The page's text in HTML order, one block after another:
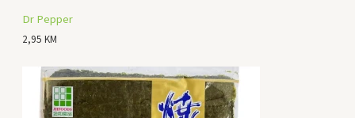
Dr Pepper
2,95 KM